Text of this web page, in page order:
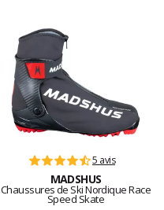
5 avis
MADSHUS
Chaussures de Ski Nordique Race
Speed Skate